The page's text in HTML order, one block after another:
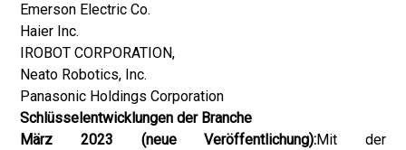
Emerson Electric Co.
Haier Inc.
IROBOT CORPORATION,
Neato Robotics, Inc.
Panasonic Holdings Corporation
Schlüsselentwicklungen der Branche
März 2023 (neue Veröffentlichung):Mit der